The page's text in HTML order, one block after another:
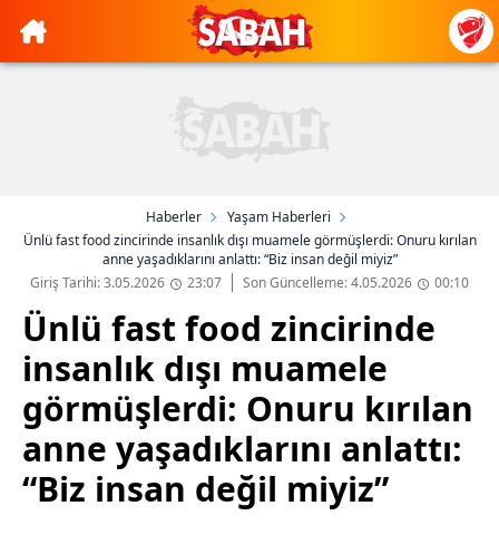
Haberler
Yaşam Haberleri
Ünlü fast food zincirinde insanlık dışı muamele görmüşlerdi: Onuru kırılan
anne yaşadıklarını anlattı: “Biz insan değil miyiz”
Giriş Tarihi: 3.05.2026
23:07 Son Güncelleme: 4.05.2026 00:10
Ünlü fast food zincirinde
insanlık dışı muamele
görmüşlerdi: Onuru kırılan
anne yaşadıklarını anlattı:
“Biz insan değil miyiz”